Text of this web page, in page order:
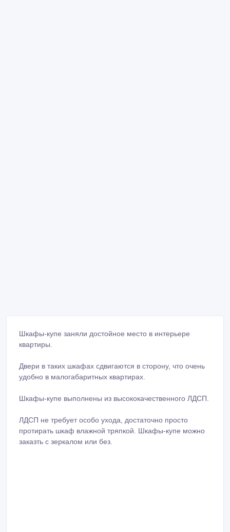
Шкафы-купе заняли достойное место в интерьере
квартиры.
Двери в таких шкафах сдвигаются в сторону, что очень
удобно в малогабаритных квартирах.